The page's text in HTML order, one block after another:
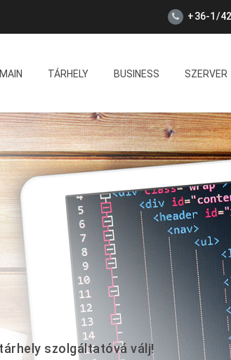
+36-1/
TÁRHELY BUSINESS SZERVER
szolgáltatóvá válj!